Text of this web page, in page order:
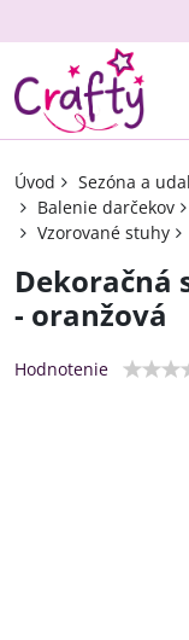
Úvod Sezóna a
Balenie darčekov
Vzorované stuhy
Dekoračná
- oranžová
Hodnotenie